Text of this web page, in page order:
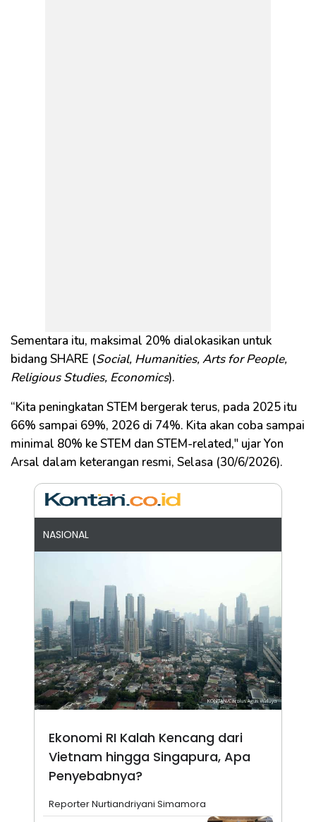
Sementara itu, maksimal 20% dialokasikan untuk
bidang SHARE (Social, Humanities, Arts for People,
Religious Studies, Economics).
“Kita peningkatan STEM bergerak terus, pada 2025 itu
66% sampai 69%, 2026 di 74%. Kita akan coba sampai
minimal 80% ke STEM dan STEM-related," ujar Yon
Arsal dalam keterangan resmi, Selasa (30/6/2026).
NASIONAL
Ekonomi RI Kalah Kencang dari
Vietnam hingga Singapura, Apa
Penyebabnya?
Reporter Nurtiandriyani Simamora